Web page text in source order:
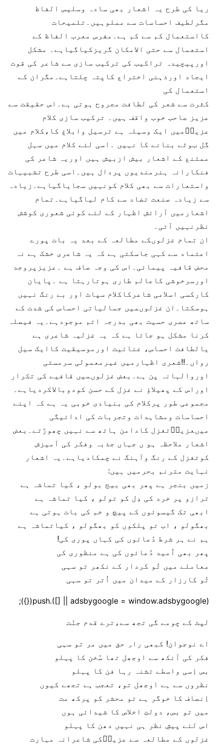
ریا کی طرح یہ اشعار بھی سادہ وسلیس الفاظ
مگرلطیف احساسات سے مملوہیں۔تلمیحات
کااستعمال کم سے کم ہے۔مفرس معرب الفاظ کے
استعمال سے حتی الامکان گریزکیاگیاہے۔ مشکل
اورپیچیدہ تراکیب کی ترکیب سازی سے شاعر کی قوت
ایجاد اورذہنی اختراع کاپتہ چلتاہے۔مگران کے
استعمال کی
کثرت سے شعر کی لطافت مجروح ہوتی ہے۔اس حقیقت سے
عزیز صاحب خوب واقف ہیں۔ ترکیب سازی کلام
عزیزؔمیں ایک وسیلہ ہے ترسیل وابلاغ کا،کلام میں
گل بوٹے بنانے کا نہیں ۔اسی لئے کلام میں سہل
ممتنع کے اشعار بیش ازبیش ہیں اوریہ شاعر کی
فنکارانہ ہنرمندیوں پردال ہیں۔اسی طرح تشبیہات
واستعارات سے بھی کلام کونہیں سجایاگیاہے۔زیادہ
سے زیادہ صنعت تضاد سے کام لیاگیاہے۔تمام
اشعارمیں آرائش اظہار کے لئے کوئی شعوری کوشش
نظرنہیں آتی۔
ان تمام غزلوںکے مطالعہ کے بعد یہ بات پورے
اعتماد سے کہی جاسکتی ہے کہ یہ شاعری خشک ہے نہ
محض قافیہ پیمائی۔اس کی وجہ صاف ہے ۔عزیزپروجد
اورسرخوشی کاعالم طاری ہوتارہتا ہے ۔پایان
کارکسی اسلامی شاعرکاکلام سپاٹ اور بے رنگ نہیں
ہوسکتا۔ان غزلوںمیں جمالیاتی احساس کی شدت کے
ساتھ عصری حسیت بھی بدرجہ اتم موجودہے۔یہ فیصلہ
کرنا مشکل ہو جاتا ہے کہ یہ غزلیہ شاعری ہے
یالطافت احساس، غنائیت اورموسیقیت کاایک سیل
رواں۔!!شعری اظہارمیں غیرمعمولی سرمستی
اوروالہانہ پن ہے۔بعض غزلوںمیں قافیے کی تکرار
اوراس کے پھیلاؤ نے غزل کے حسن کودوبالاکردیاہے۔
مجموعی طور پرکلام کی بنیادی خوبی یہ ہے کہ اپنے
احساسات ومشاہدات وتجربات کی ادائیگی
میںعزیزؔتغزل کادامن ہاتھ سے نہیں چھوڑتے۔بعض
اشعار ملاحظہ ہو ں جہاں جذبہ وفکر کی آمیزش
کوتغزل کے رنگ وآہنگ نے چمکادیاہے۔یہ اشعار
نہایت مترنم بحرمیں ہیں:
زمیں بنجر ہے پھر بھی بیج بولو ، کیا تماشہ ہے
ترازو پر خرد کی دِل کو تولو ، کیا تماشہ ہے
ابھی تک گیسوئوں کے پیچ و خم کی بات ہوتی ہے
بھگولو ، اب تو پلکوں کو بھگولو ، کیاتماشہ ہے
ہم نے ہر شرط دُعائوں کی کہاں پوری کی!
پھر بھی اُمید دُعائوں کی ہے منظوری کی
معاملے میں تُو کردار کے نکھر تو سہی
تُو کارزار کے میدان میں اُتر تو سہی
(adsbygoogle = window.adsbygoogle || []).push({});
لپٹ کے چومے گی تجھ سے،ترے قدم جنّت
اے نوجوان! کبھی راہِ حق میں مر تو سہی
فکر کی آنکھ سے اوجھل تھا سُخن کا پہلو
بس اِسی واسطے تشنہ رہا فن کا پہلو
نظروں سے ہے اوجھل تو، تعجب ہے تجھے کیوں
اِنصاف کا خوگر ہے تو محشر کو پرکھ مت
میں تو بس، دولتِ اخلاص کا شیدائی ہوں
اس لئے پیشِ نظر ہی نہیں دھن کا پہلو
غزلوں کے مطالعہ سے عزیزؔکی شاعرانہ مہارت